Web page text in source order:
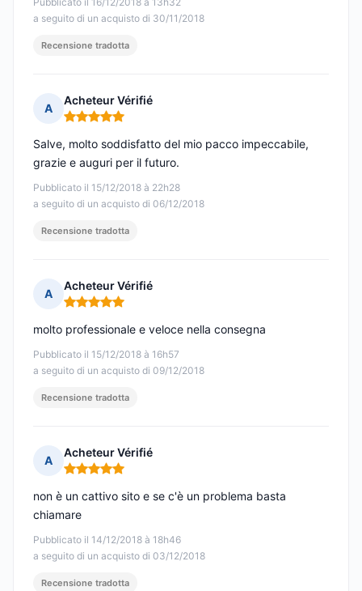
a seguito di un acquisto di 30/11/2018
Recensione tradotta
A
Acheteur Vérifié
Nota: 5 su 5
Pubblicato il 15/12/2018 à 22h28
a seguito di un acquisto di 06/12/2018
Salve, molto soddisfatto del mio pacco impeccabile,
grazie e auguri per il futuro.
Recensione tradotta
A
Acheteur Vérifié
Nota: 5 su 5
Pubblicato il 15/12/2018 à 16h57
a seguito di un acquisto di 09/12/2018
molto professionale e veloce nella consegna
Recensione tradotta
A
Acheteur Vérifié
Nota: 5 su 5
Pubblicato il 14/12/2018 à 18h46
a seguito di un acquisto di 03/12/2018
non è un cattivo sito e se c'è un problema basta
chiamare
Recensione tradotta